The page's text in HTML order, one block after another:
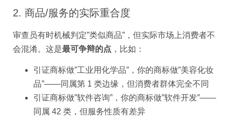
2. 商品/服务的实际重合度
审查员有时机械判定”类似商品”，但实际市场上消费者不
会混淆。这是最可争辩的点 ，比如：
引证商标做”工业用化学品”，你的商标做”美容化妆
品”——同属第 1 类边缘，但消费者群体完全不同
引证商标做”软件咨询”，你的商标做”软件开发”——
同属 42 类，但服务性质有差异